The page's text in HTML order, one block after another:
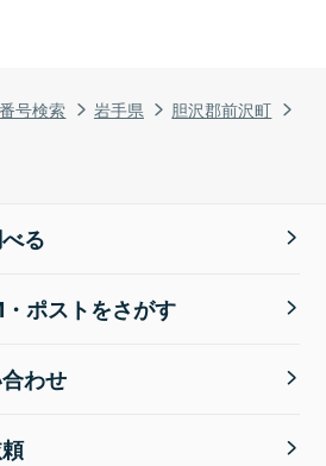
号検索 岩手県
胆沢郡前沢町
る
ポストをさがす
わせ